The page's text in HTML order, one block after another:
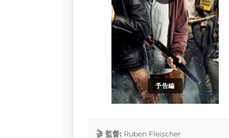
予告編
監督: Ruben Fleischer